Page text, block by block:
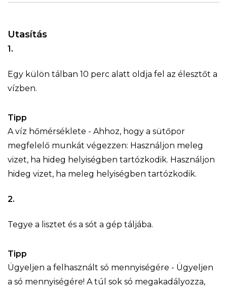
Utasítás
1.
Egy külön tálban 10 perc alatt oldja fel az élesztőt a
vízben.
Tipp
A víz hőmérséklete - Ahhoz, hogy a sütőpor
megfelelő munkát végezzen: Használjon meleg
vizet, ha hideg helyiségben tartózkodik. Használjon
hideg vizet, ha meleg helyiségben tartózkodik.
2.
Tegye a lisztet és a sót a gép táljába.
Tipp
Ügyeljen a felhasznált só mennyiségére - Ügyeljen
a só mennyiségére! A túl sok só megakadályozza,